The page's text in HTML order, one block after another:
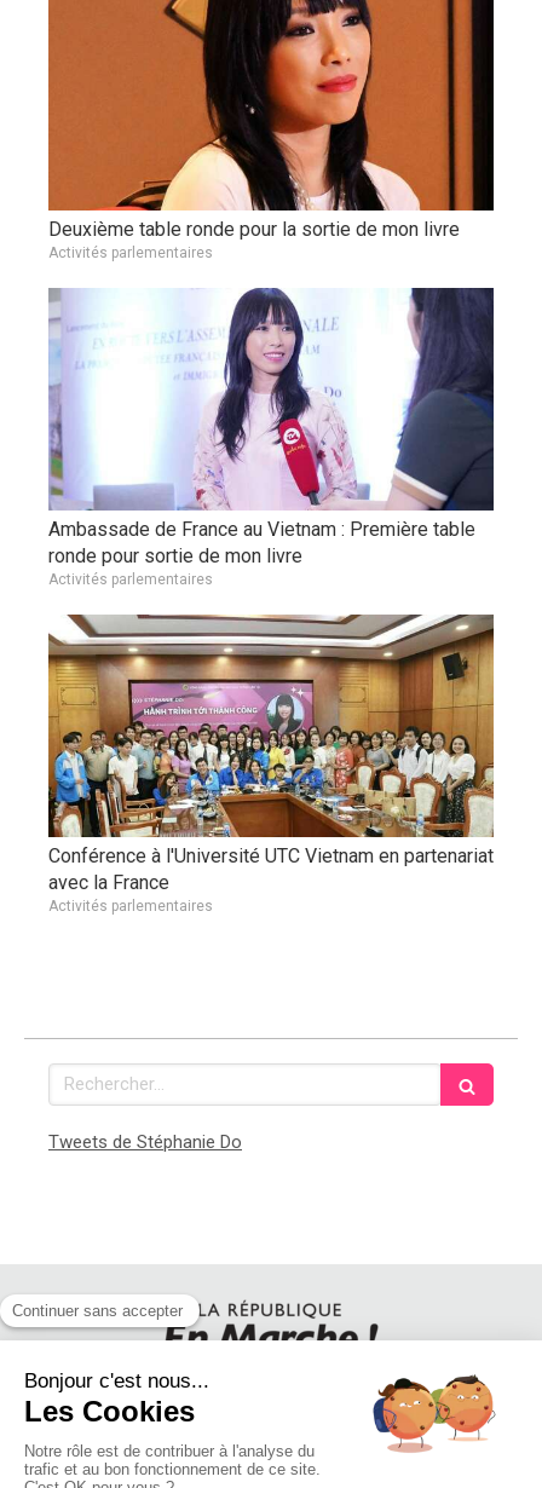
Deuxième table ronde pour la sortie de mon livre
Activités parlementaires
Ambassade de France au Vietnam : Première table
ronde pour sortie de mon livre
Activités parlementaires
Conférence à l'Université UTC Vietnam en partenariat
avec la France
Activités parlementaires
Rechercher
Tweets de Stéphanie Do
SUIVEZ STEPHANIE DO SUR LES RESEAUX SOCIAUX